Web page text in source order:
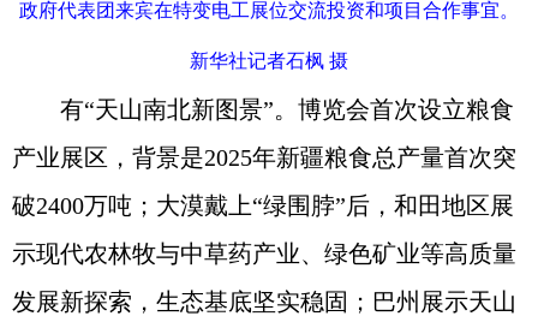
政府代表团来宾在特变电工展位交流投资和项目合作事宜。
新华社记者石枫 摄
有“天山南北新图景”。博览会首次设立粮食
产业展区，背景是2025年新疆粮食总产量首次突
破2400万吨；大漠戴上“绿围脖”后，和田地区展
示现代农林牧与中草药产业、绿色矿业等高质量
发展新探索，生态基底坚实稳固；巴州展示天山